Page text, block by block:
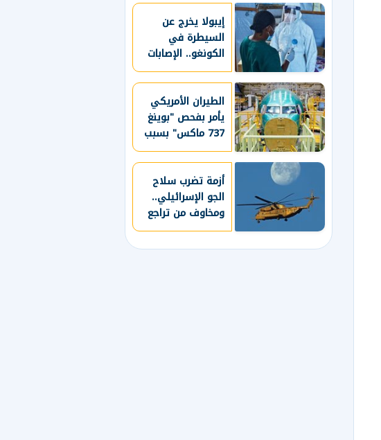
إيبولا يخرج عن
السيطرة في
الكونغو.. الإصابات
تتجاوز 4 آلاف حالة
الطيران الأمريكي
يأمر بفحص "بوينغ
737 ماكس" بسبب
هيكل الطائرة
أزمة تضرب سلاح
الجو الإسرائيلي..
ومخاوف من تراجع
الجاهزية العسكرية